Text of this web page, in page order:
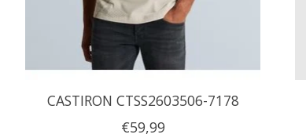
CASTIRON CTSS2603506-7178
€59,99